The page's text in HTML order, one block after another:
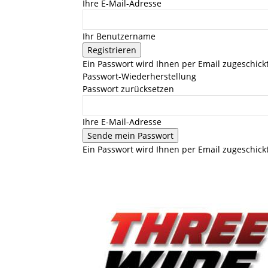
Ihre E-Mail-Adresse
Ihr Benutzername
Ein Passwort wird Ihnen per Email
Passwort-Wiederherstellung
Passwort zurücksetzen
Ihre E-Mail-Adresse
Ein Passwort wird Ihnen per Email